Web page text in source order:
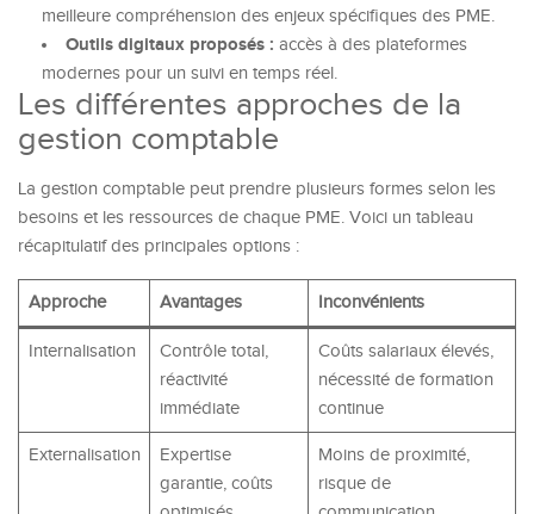
meilleure compréhension des enjeux spécifiques des PME.
Outils digitaux proposés : accès à des plateformes
modernes pour un suivi en temps réel.
Les différentes approches de la
gestion comptable
La gestion comptable peut prendre plusieurs formes selon les
besoins et les ressources de chaque PME. Voici un tableau
récapitulatif des principales options :
Approche Avantages Inconvénients
Internalisation
Contrôle total,
réactivité
immédiate
Coûts salariaux élevés,
nécessité de formation
continue
Externalisation
Expertise
garantie, coûts
Moins de proximité,
risque de